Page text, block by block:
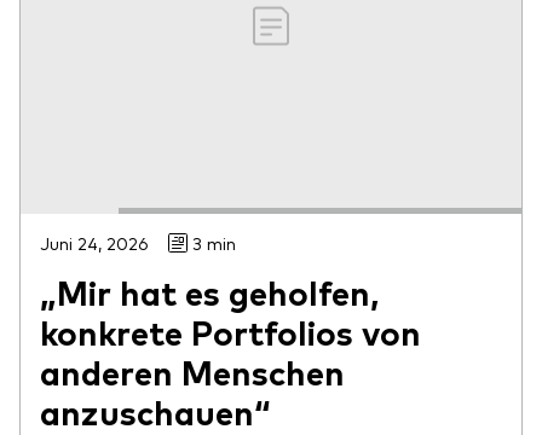
Juni 24, 2026 3 min
„Mir hat es geholfen,
konkrete Portfolios von
anderen Menschen
anzuschauen“